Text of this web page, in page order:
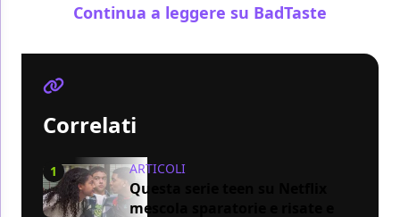
Continua a leggere su BadTaste
Correlati
1 ARTICOLI
Questa serie teen su Netflix
mescola sparatorie e risate e